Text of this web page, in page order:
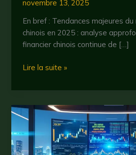
novembre 13, 2025
En bref : Tendances majeures
chinois en 2025 : analyse
financier chinois continue de […]
Bourse
:
opportunités
risques
à
Lire la suite »